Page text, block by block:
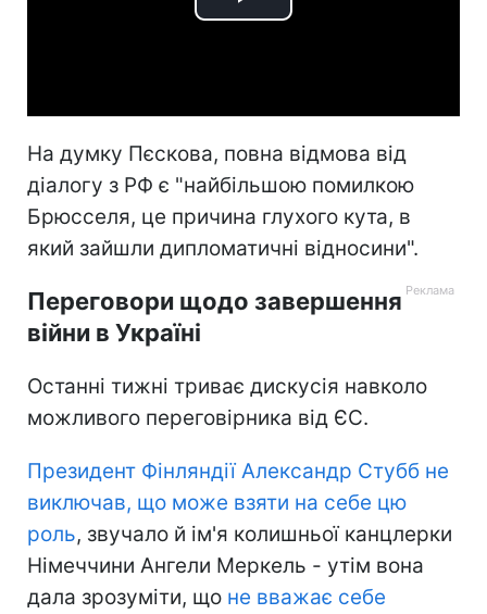
Play
На думку Пєскова, повна відмова від
діалогу з РФ є "найбільшою помилкою
Брюсселя, це причина глухого кута, в
який зайшли дипломатичні відносини".
Переговори щодо завершення
війни в Україні
Останні тижні триває дискусія навколо
можливого переговірника від ЄС.
Президент Фінляндії Александр Стубб не
виключав, що може взяти на себе цю
роль, звучало й ім'я колишньої канцлерки
Німеччини Ангели Меркель - утім вона
дала зрозуміти, що не вважає себе